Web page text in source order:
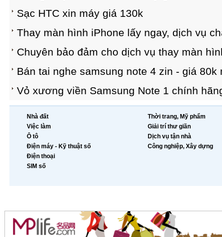
Sạc HTC xin máy giá 130k
Thay màn hình iPhone lấy ngay, dịch vụ
Chuyên bảo đảm cho dịch vụ thay màn
Bán tai nghe samsung note 4 zin - giá 80k
Vỏ xương viền Samsung Note 1 chính
Nhà đất
Việc làm
Ô tô
Điện máy - Kỹ thuật số
Điện thoại
SIM số
Thời trang, Mỹ phẩm
Giải trí thư giãn
Dịch vụ tận nhà
Công nghiệp, Xây dựng